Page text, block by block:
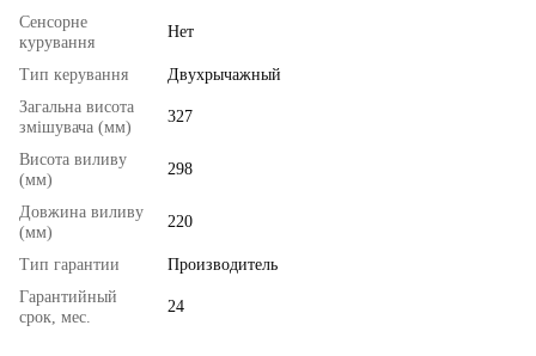
Сенсорне
курування
Нет
Тип керування
Двухрычажный
Загальна висота
змішувача (мм)
327
Висота виливу
(мм)
298
Довжина виливу
(мм)
220
Тип гарантии
Производитель
Гарантийный
срок, мес.
24